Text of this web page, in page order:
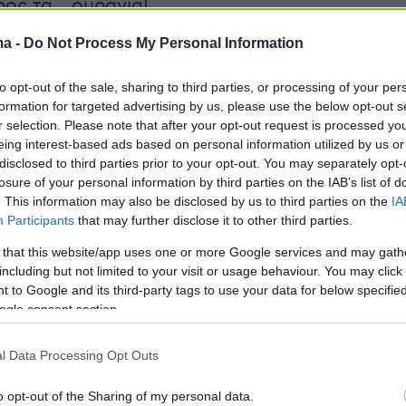
- Do Not Process My Personal Information
opt-out of the sale, sharing to third parties, or processing of your
for targeted advertising by us, please use the below opt-out
selection. Please note that after your opt-out request is processed
interest-based ads based on personal information utilized by us
to third parties prior to your opt-out. You may separately
of your personal information by third parties on the IAB’s list of
This information may also be disclosed by us to third parties on the
Participants that may further disclose it to other third parties.
that this website/app uses one or more Google services and may
but not limited to your visit or usage behaviour. You may
to Google and its third-party tags to use your data for below
consent section.
Data Processing Opt Outs
opt-out of the Sharing of my personal data.
τα... ουράνια!
shows off big hair on set of new Sex Pistols TV
t.co/eHsrk59HTQ pic.twitter.com/AGmttHD9O5
Sun (@ScottishSun)March 31, 2021
αναμένεται να προβληθεί την επόμενη
στην άνοδο του πανκ συγκροτήματος των
Στιβ Τζόουνς, Γκλεν Μάτλοκ και Σιντ Βίσιους
της μπάντας και θα αποτελείται από